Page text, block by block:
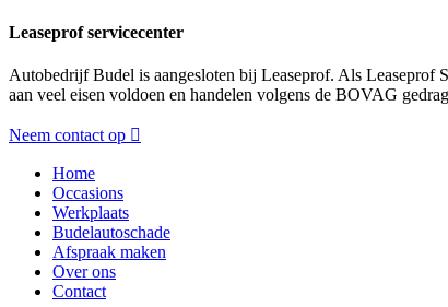
Leaseprof servicecenter
Autobedrijf Budel is aangesloten bij Leaseprof. Als Leaseprof
aan veel eisen voldoen en handelen volgens de BOVAG
Neem contact op
Home
Occasions
Werkplaats
Budelautoschade
Afspraak maken
Over ons
Contact